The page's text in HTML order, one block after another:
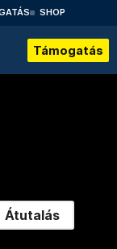
SHOP
Támogatás
Átutalás